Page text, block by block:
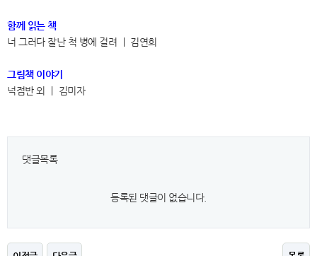
함께 읽는 책
너 그러다 잘난 척 병에 걸려
김연희
그림책 이야기
넉점반 외
김미자
댓글목록
등록된 댓글이 없습니다.